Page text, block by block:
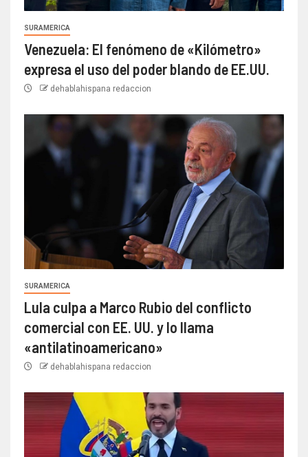
SURAMERICA
Venezuela: El fenómeno de «Kilómetro»
expresa el uso del poder blando de EE.UU.
dehablahispana redaccion
SURAMERICA
Lula culpa a Marco Rubio del conflicto
comercial con EE. UU. y lo llama
«antilatinoamericano»
dehablahispana redaccion